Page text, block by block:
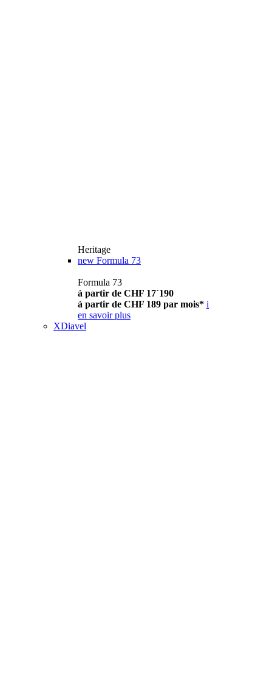
Heritage
new Formula 73
Formula 73
à partir de CHF 17´190
à partir de CHF 189 par mois* i
en savoir plus
XDiavel